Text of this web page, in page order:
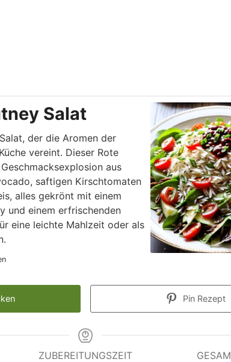
Salat
der die Aromen der
vereint. Dieser Rote
aus
saftigen Kirschtomaten
alles gekrönt mit einem
und einem erfrischenden
eine leichte Mahlzeit oder als
Pin Rezept
ZUBEREITUNGSZEIT